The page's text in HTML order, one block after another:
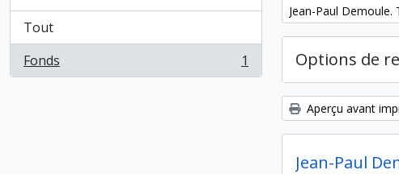
Tout
Fonds
, 1 résultats 1
Remove filter:
Jean-Paul
Options de
Aperçu avant
Jean-Paul